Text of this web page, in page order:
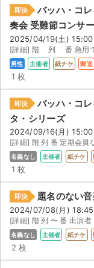
即決
バッハ・コ
奏会 受難節コンサ
2025/04/19(土) 15:00
[詳細] 階 列 番 急用で
男性 主催者 紙チケ 郵送
1 枚
即決
バッハ・コ
タ・シリーズ
2024/09/16(月) 15:00
名義なし 主催者 紙チケ
1 枚
即決 題名のない
2024/07/08(月) 18:45
名義なし 主催者 紙チケ
2 枚